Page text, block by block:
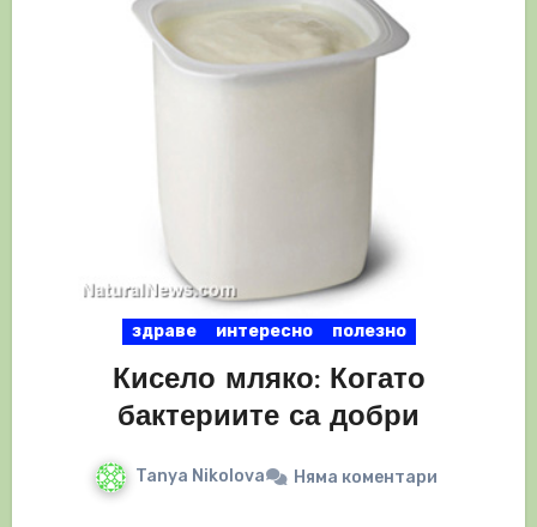
здраве интересно полезно
Кисело мляко: Когато
бактериите са добри
Tanya Nikolova Няма коментари